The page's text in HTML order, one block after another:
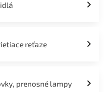
reťaze
prenosné lampy